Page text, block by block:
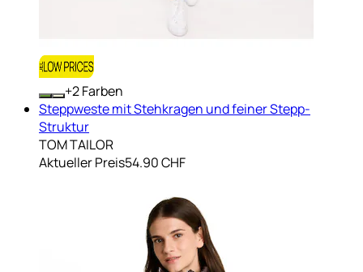
+ Farben
Steppweste mit Stehkragen und feiner Stepp-
Struktur
TOM TAILOR
Aktueller Preis54.90 CHF